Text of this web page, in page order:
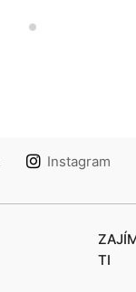
Instagram
TI